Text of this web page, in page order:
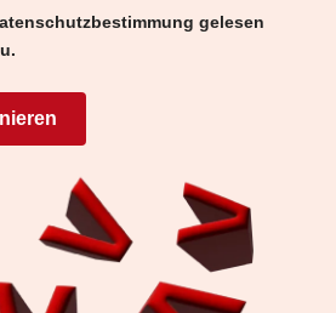
gelesen